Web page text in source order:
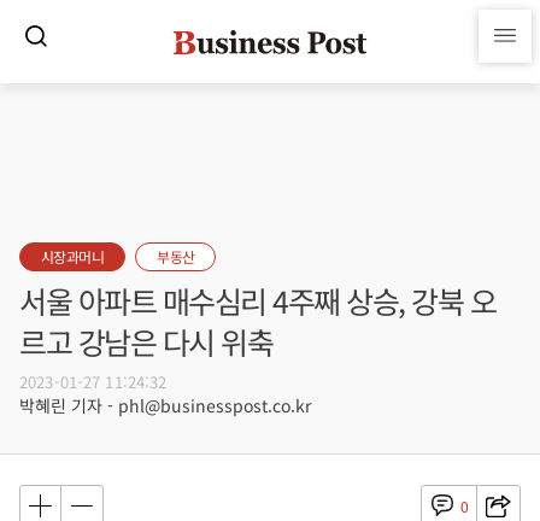
시장과머니 부동산
서울 아파트 매수심리 4주째 상승, 강북 오
르고 강남은 다시 위축
2023-01-27 11:24:32
박혜린 기자 - phl@businesspost.co.kr
0